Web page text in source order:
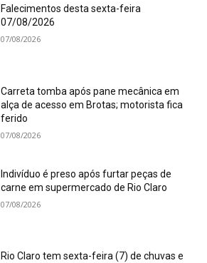
Falecimentos desta sexta-feira
07/08/2026
07/08/2026
Carreta tomba após pane mecânica em
alça de acesso em Brotas; motorista fica
ferido
07/08/2026
Indivíduo é preso após furtar peças de
carne em supermercado de Rio Claro
07/08/2026
Rio Claro tem sexta-feira (7) de chuvas e